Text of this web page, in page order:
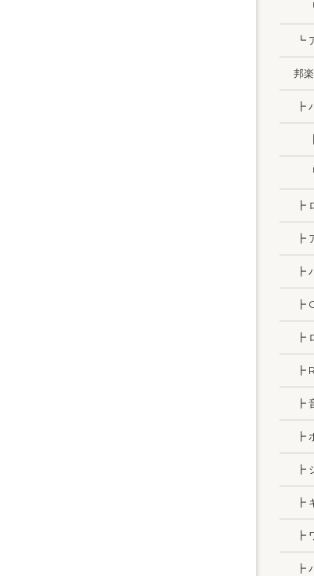
┗
┗
邦楽
┣
┣
┗
┣
┣
┣
┣
┣
┣
┣
┣
┣
┣
┣
┣